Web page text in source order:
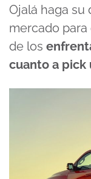
Ojalá haga
mercado
de los
cuanto a pick